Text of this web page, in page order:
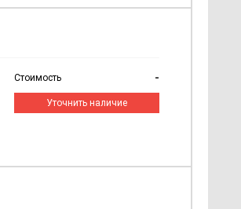
Стоимость -
Уточнить наличие